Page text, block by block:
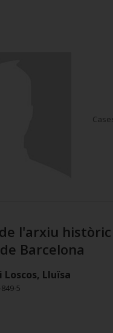
l'arxiu
Barcelona
Loscos, Lluïsa
5